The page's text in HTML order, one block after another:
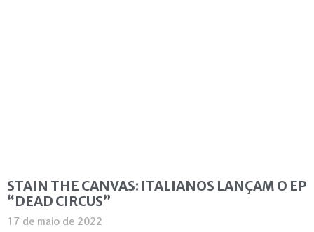
STAIN THE CANVAS: ITALIANOS LANÇAM O EP
“DEAD CIRCUS”
17 de maio de 2022